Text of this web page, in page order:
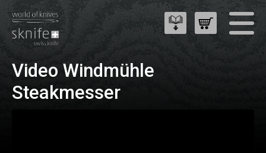
Video Windmühle
Steakmesser